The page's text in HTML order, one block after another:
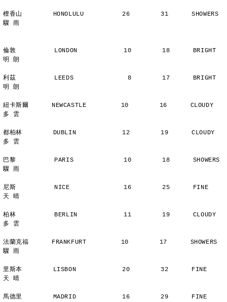
檀香山        HONOLULU          26        31      SHOWERS
驟 雨
倫敦          LONDON            10        18      BRIGHT
明 朗
利茲          LEEDS              8        17      BRIGHT
明 朗
紐卡斯爾      NEWCASTLE         10        16      CLOUDY
多 雲
都柏林        DUBLIN            12        19      CLOUDY
多 雲
巴黎          PARIS             10        18      SHOWERS
驟 雨
尼斯          NICE              16        25      FINE
天 晴
柏林          BERLIN            11        19      CLOUDY
多 雲
法蘭克福      FRANKFURT         10        17      SHOWERS
驟 雨
里斯本        LISBON            20        32      FINE
天 晴
馬德里        MADRID            16        29      FINE